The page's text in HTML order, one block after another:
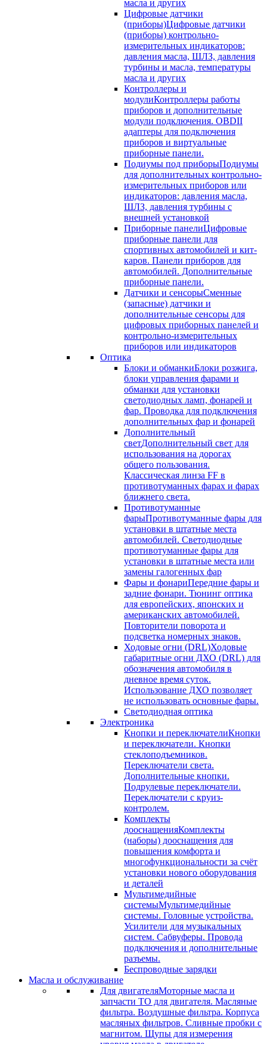
масла и других
Цифровые датчики
(приборы)Цифровые датчики
(приборы) контрольно-
измерительных индикаторов:
давления масла, ШЛЗ, давления
турбины и масла, температуры
масла и других
Контроллеры и
модулиКонтроллеры работы
приборов и дополнительные
модули подключения. OBDII
адаптеры для подключения
приборов и виртуальные
приборные панели.
Подиумы под приборыПодиумы
для дополнительных контрольно-
измерительных приборов или
индикаторов: давления масла,
ШЛЗ, давления турбины с
внешней установкой
Приборные панелиЦифровые
приборные панели для
спортивных автомобилей и кит-
каров. Панели приборов для
автомобилей. Дополнительные
приборные панели.
Датчики и сенсорыСменные
(запасные) датчики и
дополнительные сенсоры для
цифровых приборных панелей и
контрольно-измерительных
приборов или индикаторов
Оптика
Блоки и обманкиБлоки розжига,
блоки управления фарами и
обманки для установки
светодиодных ламп, фонарей и
фар. Проводка для подключения
дополнительных фар и фонарей
Дополнительный
светДополнительный свет для
использования на дорогах
общего пользования.
Классическая линза FF в
противотуманных фарах и фарах
ближнего света.
Противотуманные
фарыПротивотуманные фары для
установки в штатные места
автомобилей. Светодиодные
противотуманные фары для
установки в штатные места или
замены галогенных фар
Фары и фонариПередние фары и
задние фонари. Тюнинг оптика
для европейских, японских и
американских автомобилей.
Повторители поворота и
подсветка номерных знаков.
Ходовые огни (DRL)Ходовые
габаритные огни ДХО (DRL) для
обозначения автомобиля в
дневное время суток.
Использование ДХО позволяет
не использовать основные фары.
Светодиодная оптика
Электроника
Кнопки и переключателиКнопки
и переключатели. Кнопки
стеклоподъемников.
Переключатели света.
Дополнительные кнопки.
Подрулевые переключатели.
Переключатели с круиз-
контролем.
Комплекты
дооснащенияКомплекты
(наборы) дооснащения для
повышения комфорта и
многофункциональности за счёт
установки нового оборудования
и деталей
Мультимедийные
системыМультимедийные
системы. Головные устройства.
Усилители для музыкальных
систем. Сабвуферы. Провода
подключения и дополнительные
разъемы.
Беспроводные зарядки
Масла и обслуживание
Для двигателяМоторные масла и
запчасти ТО для двигателя. Масляные
фильтра. Воздушные фильтра. Корпуса
масляных фильтров. Сливные пробки с
магнитом. Щупы для измерения